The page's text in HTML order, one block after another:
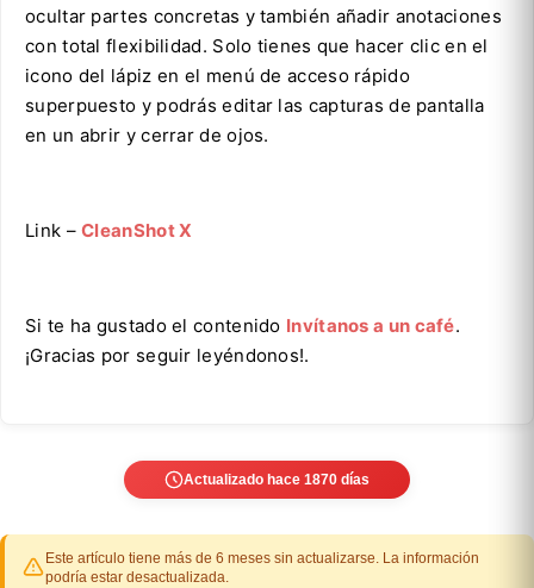
ocultar partes concretas y también añadir anotaciones
con total flexibilidad. Solo tienes que hacer clic en el
icono del lápiz en el menú de acceso rápido
superpuesto y podrás editar las capturas de pantalla
en un abrir y cerrar de ojos.
Link –CleanShot X
Si te ha gustado el contenido Invítanos a un café.
¡Gracias por seguir leyéndonos!.
Actualizado hace 1870 días
Este artículo tiene más de 6 meses sin actualizarse. La información
podría estar desactualizada.